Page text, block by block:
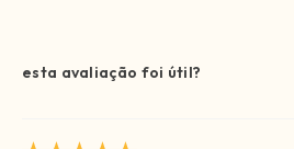
esta avaliação foi útil?